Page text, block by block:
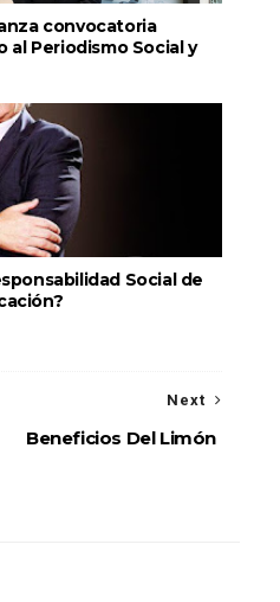
convocatoria
al Periodismo Social y
Social de
Next
Beneficios Del Limón